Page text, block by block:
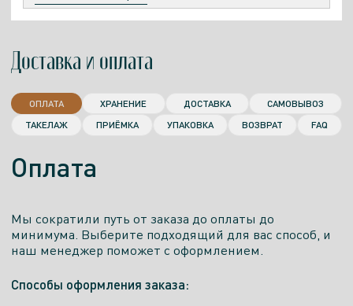
ПН. - ПТ.
20:00
СБ.
20:00
ВСК.
Есть экспозиция
этаж 2
Показать телефон
ПН. -
СБ. ВСК.
Доставка и оплата
ОПЛАТА ХРАНЕНИЕ ДОСТАВКА
САМОВЫВОЗ
ТАКЕЛАЖ
ПРИЁМКА УПАКОВКА ВОЗВРАТ FAQ
Оплата
Мы сократили путь от заказа до оплаты до
минимума. Выберите подходящий для вас способ, и
наш менеджер поможет с оформлением.
Способы оформления заказа: